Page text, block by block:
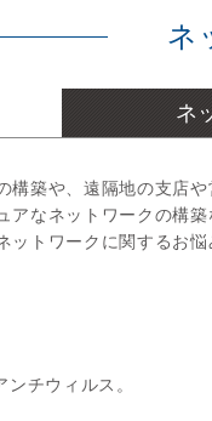
ネ
ネ
築や、遠隔地の支店や
アなネットワークの構
ットワークに関するお
チウィルス。